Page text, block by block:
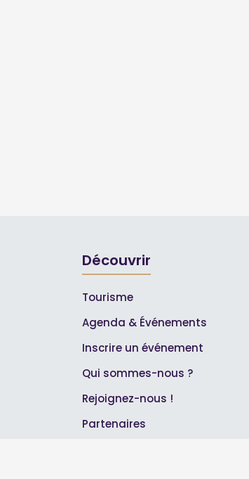
Découvrir
Tourisme
Agenda & Événements
Inscrire un événement
Qui sommes-nous ?
Rejoignez-nous !
Partenaires